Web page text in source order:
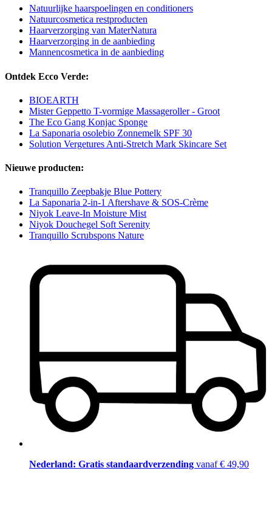
Natuurlijke haarspoelingen en conditioners
Natuurcosmetica restproducten
Haarverzorging van MaterNatura
Haarverzorging in de aanbieding
Mannencosmetica in de aanbieding
Ontdek Ecco Verde:
BIOEARTH
Mister Geppetto T-vormige Massageroller - Groot
The Eco Gang Konjac Sponge
La Saponaria osolebio Zonnemelk SPF 30
Solution Vergetures Anti-Stretch Mark Skincare Set
Nieuwe producten:
Tranquillo Zeepbakje Blue Pottery
La Saponaria 2-in-1 Aftershave & SOS-Crème
Niyok Leave-In Moisture Mist
Niyok Douchegel Soft Serenity
Tranquillo Scrubspons Nature
Nederland: Gratis standaardverzending vanaf € 49,90